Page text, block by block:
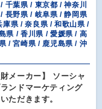
千葉県 / 東京都 / 神奈川
長野県 / 岐阜県 / 静岡県
県 / 奈良県 / 和歌山県 /
県 / 香川県 / 愛媛県 / 高
/ 宮崎県 / 鹿児島県 / 沖
メーカー】 ソーシャ
ンドマーケティング
ただきます。